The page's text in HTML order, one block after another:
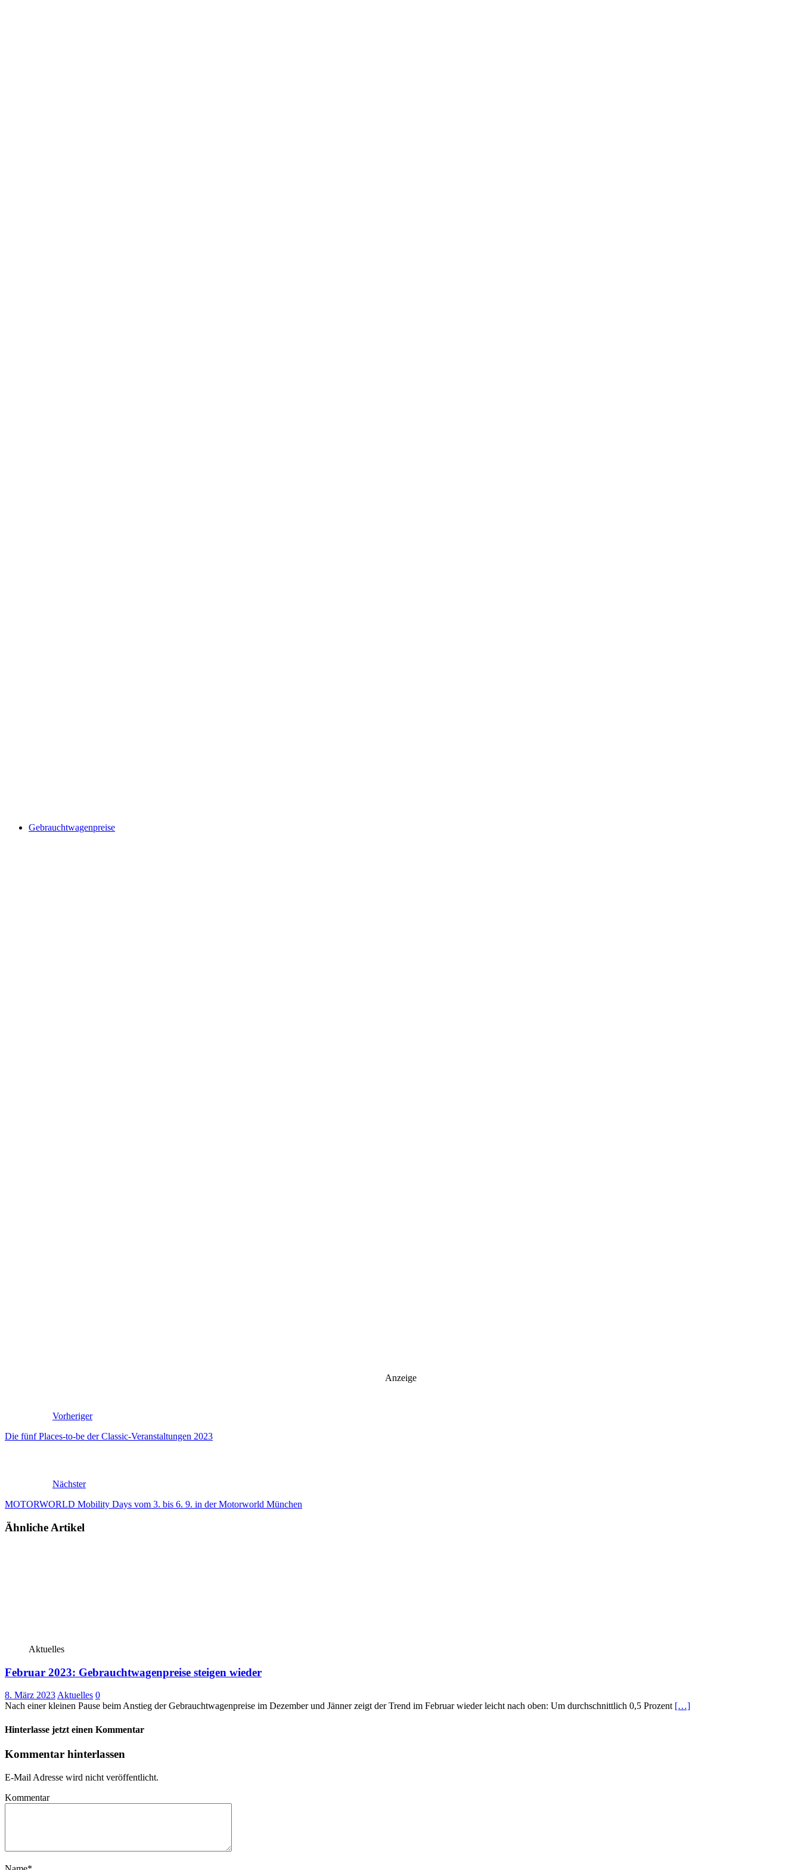
Gebrauchtwagenpreise
Anzeige
Vorheriger
Die fünf Places-to-be der Classic-Veranstaltungen 2023
Nächster
MOTORWORLD Mobility Days vom 3. bis 6. 9. in der Motorworld München
Ähnliche Artikel
Aktuelles
Februar 2023: Gebrauchtwagenpreise steigen wieder
8. März 2023 Aktuelles 0
Nach einer kleinen Pause beim Anstieg der Gebrauchtwagenpreise im Dezember und Jänner zeigt der Trend im Februar wieder leicht nach oben: Um durchschnittlich 0,5 Prozent […]
Hinterlasse jetzt einen Kommentar
Kommentar hinterlassen
E-Mail Adresse wird nicht veröffentlicht.
Kommentar